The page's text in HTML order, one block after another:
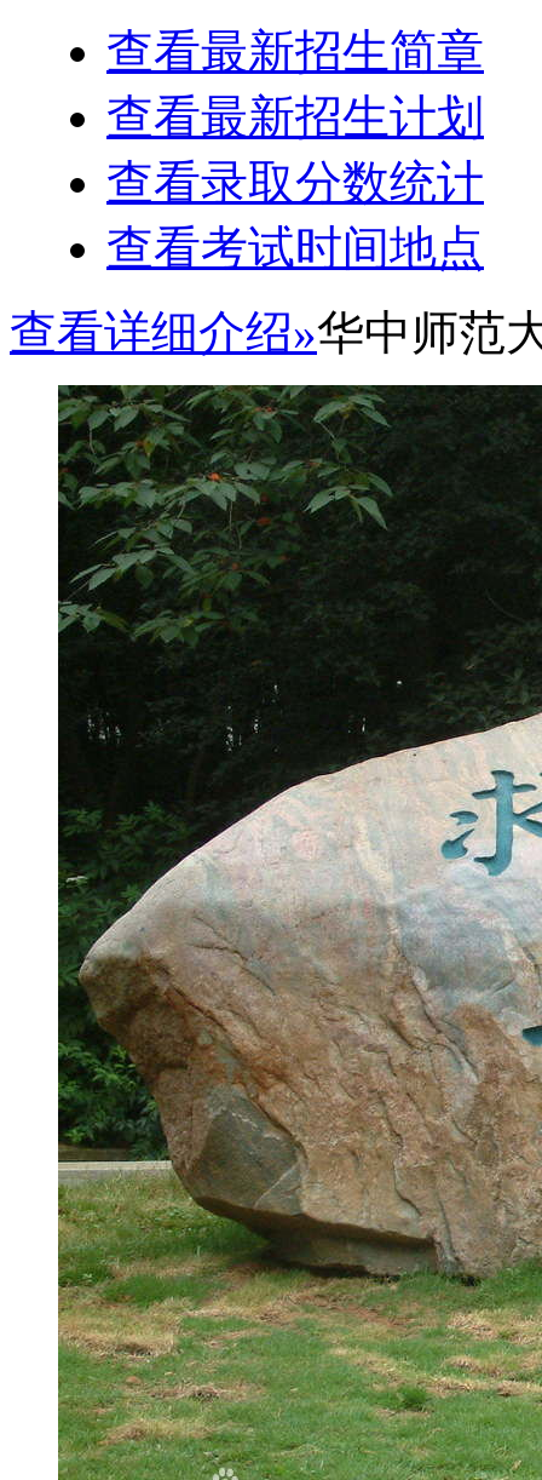
查看最新招生简章
查看最新招生计划
查看录取分数统计
查看考试时间地点
查看详细介绍»华中师范